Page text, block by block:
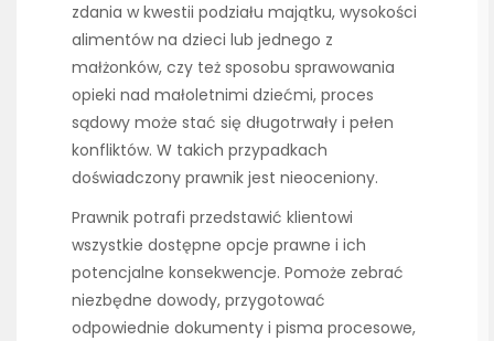
zdania w kwestii podziału majątku, wysokości
alimentów na dzieci lub jednego z
małżonków, czy też sposobu sprawowania
opieki nad małoletnimi dziećmi, proces
sądowy może stać się długotrwały i pełen
konfliktów. W takich przypadkach
doświadczony prawnik jest nieoceniony.
Prawnik potrafi przedstawić klientowi
wszystkie dostępne opcje prawne i ich
potencjalne konsekwencje. Pomoże zebrać
niezbędne dowody, przygotować
odpowiednie dokumenty i pisma procesowe,